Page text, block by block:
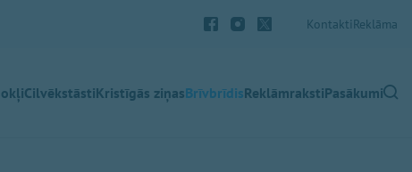
KontaktiReklāma
CilvēkstāstiKristīgās ziņasBrīvbrīdisReklāmrakstiPasākumi